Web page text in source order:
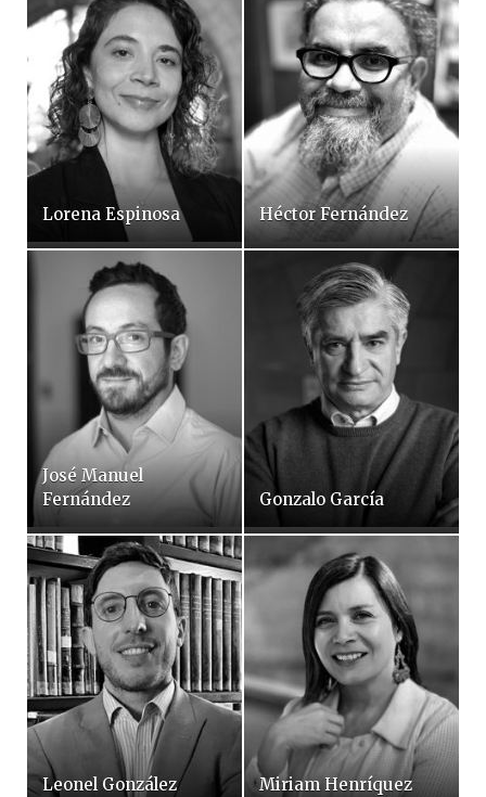
Lorena Espinosa Héctor Fernández
José Manuel
Fernández
Gonzalo García
Leonel González Miriam Henríquez